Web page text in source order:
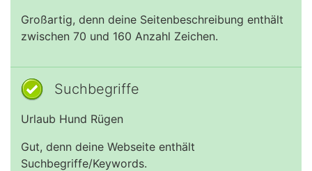
Großartig, denn deine Seitenbeschreibung enthält
zwischen 70 und 160 Anzahl Zeichen.
Suchbegriffe
Urlaub Hund Rügen
Gut, denn deine Webseite enthält
Suchbegriffe/Keywords.